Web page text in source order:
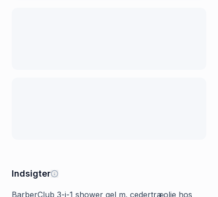
Indsigter
BarberClub 3-i-1 shower gel m. cedertræolie hos